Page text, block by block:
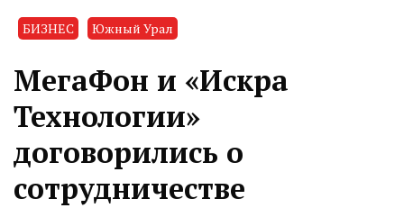
БИЗНЕС Южный Урал
МегаФон и «Искра
Технологии»
договорились о
сотрудничестве